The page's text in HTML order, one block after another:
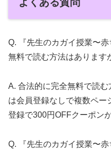
Q. 『先生のカガイ授業〜
無料で読む方法はあります
A. 合法的に完全無料で読
は会員登録なしで複数ペー
登録で300円OFFクーポン
Q. 『先生のカガイ授業〜